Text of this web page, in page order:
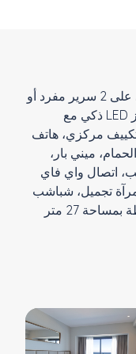
تتمتع الغرفة بإطلالة على البحر. تحتوي على 2 سرير مفرد أو
1 سرير مزدوج، طقم شاي وقهوة، تلفاز LED ذكي مع
مركزي، هاتف
ميني بار،
24 ساعة، مكتب، اتصال واي فاي
تجميل، شباشب
وخدمة الوسائد. كما تتوفر غرف مترابطة بمساحة 27 متر